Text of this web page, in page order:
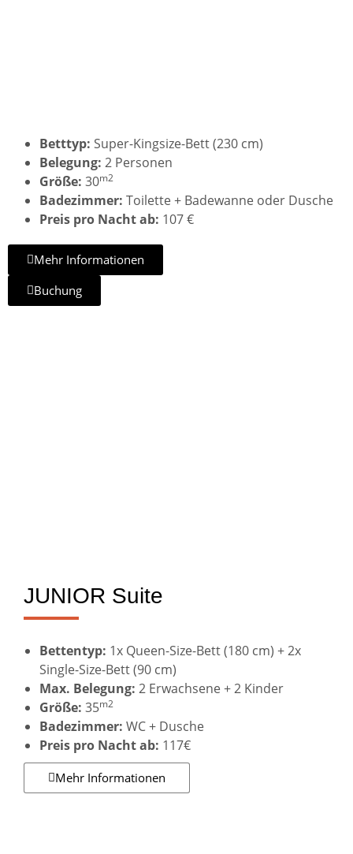
Betttyp: Super-Kingsize-Bett (230 cm)
Belegung: 2 Personen
Größe: 30m2
Badezimmer: Toilette + Badewanne oder Dusche
Preis pro Nacht ab: 107 €
Mehr Informationen
Buchung
JUNIOR Suite
Bettentyp: 1x Queen-Size-Bett (180 cm) + 2x
Single-Size-Bett (90 cm)
Max. Belegung: 2 Erwachsene + 2 Kinder
Größe: 35m2
Badezimmer: WC + Dusche
Preis pro Nacht ab: 117€
Mehr Informationen